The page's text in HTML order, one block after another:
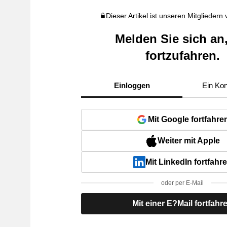
Dieser Artikel ist unseren Mitgliedern
Melden Sie sich
fortzufahren.
Einloggen Ein
Mit Google
Weiter mit Apple
Mit LinkedIn
oder per E-Mail
Mit einer E?Mail